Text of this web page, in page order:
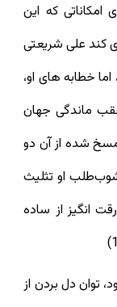
که این
کند علی شریعتی
خطابه های او،
ماندگی جهان
شده از آن دو
او تثلیث
انگیز از ساده
توان دل بردن از